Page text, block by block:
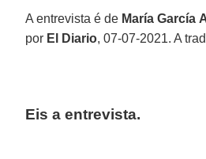
A entrevista é de María García
por El Diario, 07-07-2021. A
Eis a entrevista.